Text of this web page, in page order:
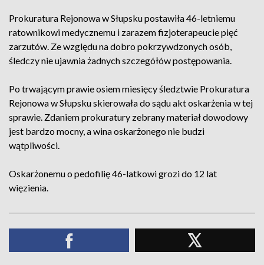
Prokuratura Rejonowa w Słupsku postawiła 46-letniemu
ratownikowi medycznemu i zarazem fizjoterapeucie pięć
zarzutów. Ze względu na dobro pokrzywdzonych osób,
śledczy nie ujawnia żadnych szczegółów postępowania.
Po trwającym prawie osiem miesięcy śledztwie Prokuratura
Rejonowa w Słupsku skierowała do sądu akt oskarżenia w tej
sprawie. Zdaniem prokuratury zebrany materiał dowodowy
jest bardzo mocny, a wina oskarżonego nie budzi
wątpliwości.
Oskarżonemu o pedofilię 46-latkowi grozi do 12 lat
więzienia.